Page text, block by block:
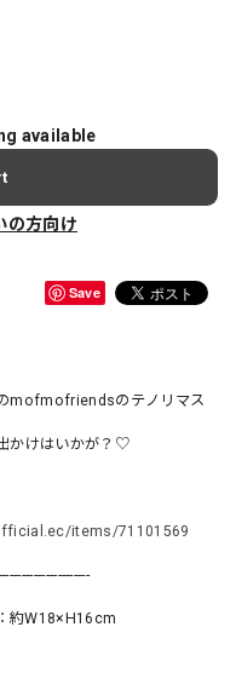
available
の方向け
Save
mofmofriendsのテノリマス
かけはいかが？♡
items/71101569
約W18×H16cm